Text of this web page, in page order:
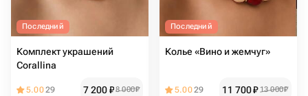
Последний
Комплект украшений
Corallina
5.0029 7 200₽8 000₽
Последний
Колье «Вино и жемчуг»
5.0029 11 700₽ 13 000₽